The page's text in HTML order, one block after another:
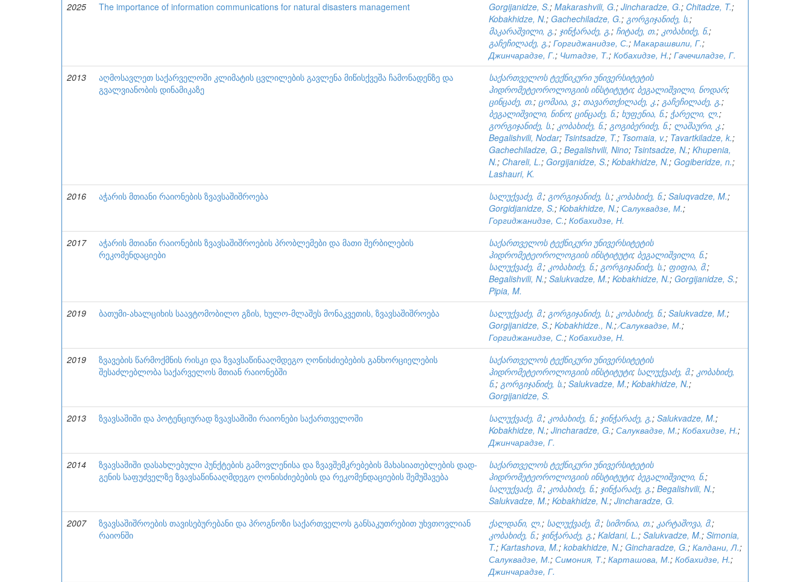
2025
The importance of information communications for natural disasters management Gorgijanidze, S.; Makarashvili, G.; Jincharadze, G.; Chitadze, T.;
Kobakhidze, N.; Gachechiladze, G.; გორგიჯანიძე, ს.;
მაკარაშვილი, გ.; ჯინჭარაძე, გ.; ჩიტაძე, თ.; კობახიძე, ნ.;
გაჩეჩილაძე, გ.; Горгиджанидзе, С.; Макарашвили, Г.;
Джинчарадзе, Г.; Читадзе, Т.; Кобахидзе, Н.; Гачечиладзе, Г.
2013
აღმოსავლეთ საქარველოში კლიმატის ცვლილების გავლენა მიწისქვეშა ჩამონადენზე და
გვალვიანობის დინამიკაზე
საქართველოს ტექნიკური უნივერსიტეტის
ჰიდრომეტეოროლოგიის ინსტიტუტი; ბეგალიშვილი, ნოდარ;
ცინცაძე, თ.; ცომაია, ვ.; თავართქილაძე, კ.; გაჩეჩილაძე, გ.;
ბეგალიშვილი, ნინო; ცინცაძე, ნ.; ხუფენია, ნ.; ჭარელი, ლ.;
გორგიჯანიძე, ს.; კობახიძე, ნ.; გოგიბერიძე, ნ.; ლაშაური, კ.;
Begalishvili, Nodar; Tsintsadze, T.; Tsomaia, v.; Tavartkiladze, k.;
Gachechiladze, G.; Begalishvili, Nino; Tsintsadze, N.; Khupenia,
N.; Chareli, L.; Gorgijanidze, S.; Kobakhidze, N.; Gogiberidze, n.;
Lashauri, K.
2016
აჭარის მთიანი რაიონების ზვავსაშიშროება სალუქვაძე, მ.; გორგიჯანიძე, ს.; კობახიძე, ნ.; Saluqvadze, M.;
Gorgidjanidze, S.; Kobakhidze, N.; Салуквадзе, М.;
Горгиджанидзе, С.; Кобахидзе, Н.
2017
აჭარის მთიანი რაიონების ზვავსაშიშროების პრობლემები და მათი შერბილების
რეკომენდაციები
საქართველოს ტექნიკური უნივერსიტეტის
ჰიდრომეტეოროლოგიის ინსტიტუტი; ბეგალიშვილი, ნ.;
სალუქვაძე, მ.; კობახიძე, ნ.; გორგიჯანიძე, ს.; ფიფია, მ.;
Begalishvili, N.; Salukvadze, M.; Kobakhidze, N.; Gorgijanidze, S.;
Pipia, M.
2019
ბათუმი-ახალციხის საავტომობილო გზის, ხულო-მლაშეს მონაკვეთის, ზვავსაშიშროება სალუქვაძე, მ.; გორგიჯანიძე, ს.; კობახიძე, ნ.; Salukvadze, M.;
Gorgijanidze, S.; Kobakhidze., N.;⁄Салуквадзе, М.;
Горгиджанидзе, С.; Кобахидзе, Н.
2019
ზვავების წარმოქმნის რისკი და ზვავსაწინააღმდეგო ღონისძიებების განხორციელების
შესაძლებლობა საქარველოს მთიან რაიონებში
საქართველოს ტექნიკური უნივერსიტეტის
ჰიდრომეტეოროლოგიის ინსტიტუტი; სალუქვაძე, მ.; კობახიძე,
ნ.; გორგიჯანიძე, ს.; Salukvadze, M.; Kobakhidze, N.;
Gorgijanidze, S.
2013
ზვავსაშიში და პოტენციურად ზვავსაშიში რაიონები საქართველოში სალუქვაძე, მ.; კობახიძე, ნ.; ჯინჭარაძე, გ.; Salukvadze, M.;
Kobakhidze, N.; Jincharadze, G.; Салуквадзе, М.; Кобахидзе, Н.;
Джинчарадзе, Г.
2014
ზვავსაშიში დასახლებული პუნქტების გამოვლენისა და ზვავშემკრებების მახასიათებლების დად-
გენის საფუძველზე ზვავსაწინააღმდეგო ღონისძიებების და რეკომენდაციების შემუშავება
საქართველოს ტექნიკური უნივერსიტეტის
ჰიდრომეტეოროლოგიის ინსტიტუტი; ბეგალიშვილი, ნ.;
სალუქვაძე, მ.; კობახიძე, ნ.; ჯინჭარაძე, გ.; Begalishvili, N.;
Salukvadze, M.; Kobakhidze, N.; Jincharadze, G.
2007
ზვავსაშიშროების თავისებურებანი და პროგნოზი საქართველოს განსაკუთრებით უხვთოვლიან
რაიონში
ქალდანი, ლ.; სალუქვაძე, მ.; სიმონია, თ.; კარტაშოვა, მ.;
კობახიძე, ნ.; ჯინჭარაძე, გ.; Kaldani, L.; Salukvadze, M.; Simonia,
T.; Kartashova, M.; kobakhidze, N.; Gincharadze, G.; Калдани, Л.;
Салуквадзе, М.; Симония, Т.; Карташова, М.; Кобахидзе, Н.;
Джинчарадзе, Г.